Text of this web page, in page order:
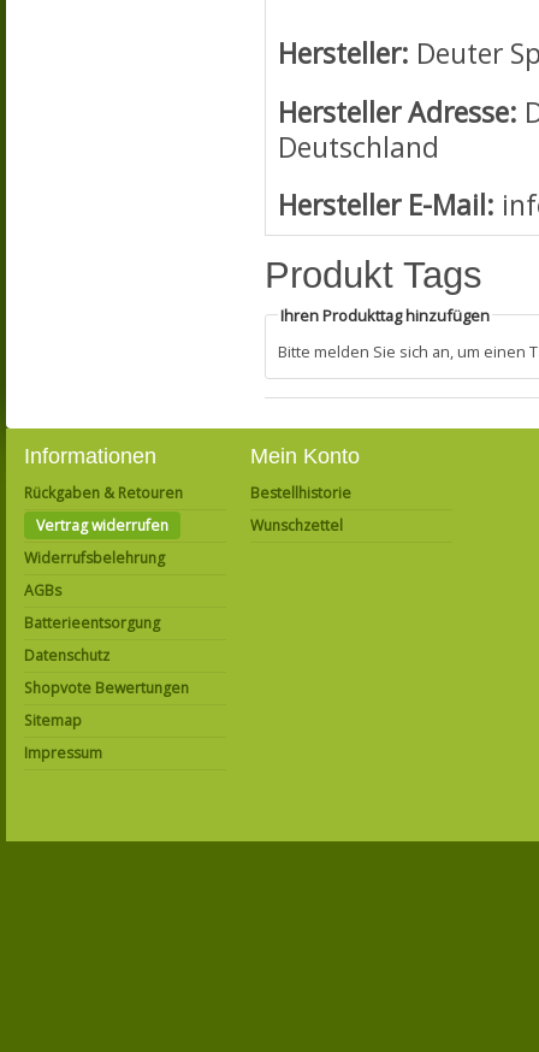
Hersteller: Deuter
Hersteller Adresse:
Deutschland
Hersteller E-Mail:
Produkt Tags
Ihren Produkttag hinzufügen
Bitte melden Sie sich an, um einen
Informationen
Rückgaben & Retouren
Vertrag widerrufen
Widerrufsbelehrung
AGBs
Batterieentsorgung
Datenschutz
Shopvote Bewertungen
Sitemap
Impressum
Mein Konto
Bestellhistorie
Wunschzettel